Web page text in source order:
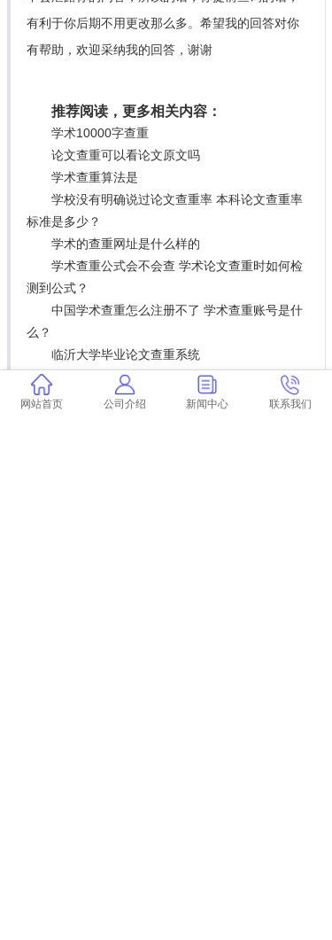
有利于你后期不用更改那么多。希望我的回答对你
有帮助，欢迎采纳我的回答，谢谢
推荐阅读，更多相关内容：
学术10000字查重
论文查重可以看论文原文吗
学术查重算法是
学校没有明确说过论文查重率 本科论文查重率
标准是多少？
学术的查重网址是什么样的
学术查重公式会不会查 学术论文查重时如何检
测到公式？
中国学术查重怎么注册不了 学术查重账号是什
么？
临沂大学毕业论文查重系统
硕博论文查重和本科论文查重 学术查重系统中
的本科毕业论文和研究生毕业论文有什么区别？
网站首页 公司介绍 新闻中心 联系我们